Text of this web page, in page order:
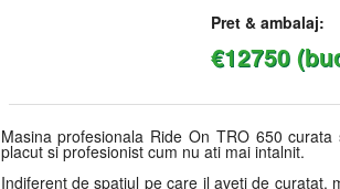
Pret & ambalaj:
€12750
Masina profesionala Ride On TRO 650
placut si profesionist cum nu ati mai intalnit.
Indiferent de spatiul pe care il aveti de curatat,